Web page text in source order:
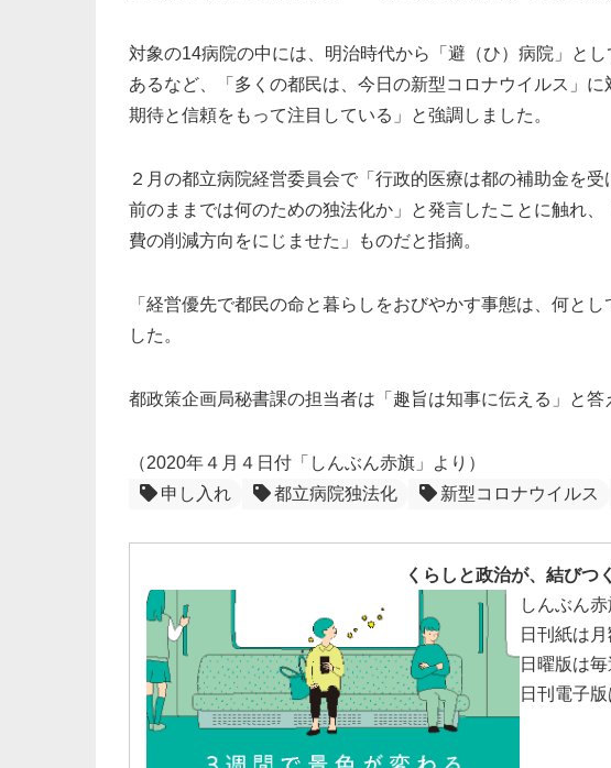
対象の14病院の中には、明治時代から「避（ひ）病院」と
あるなど、「多くの都民は、今日の新型コロナウイルス」
期待と信頼をもって注目している」と強調しました。
２月の都立病院経営委員会で「行政的医療は都の補助金を
前のままでは何のための独法化か」と発言したことに触れ
費の削減方向をにじませた」ものだと指摘。
「経営優先で都民の命と暮らしをおびやかす事態は、何と
した。
都政策企画局秘書課の担当者は「趣旨は知事に伝える」と答
（2020年４月４日付「しんぶん赤旗」より）
申し入れ
都立病院独法化 新型コロナウイルス
くらしと政治が、結びつ
しんぶん
日刊紙は
日曜版は
日刊電子